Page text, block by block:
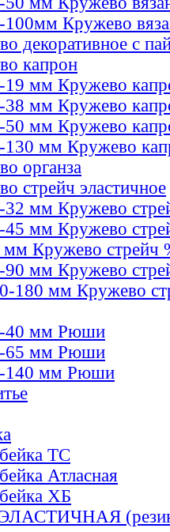
100мм Кружево
декоративное с
капрон
19 мм Кружево
38 мм Кружево
50 мм Кружево
130 мм Кружево
органза
стрейч эластичное
32 мм Кружево
45 мм Кружево
мм Кружево стрейч
90 мм Кружево
180 мм Кружево
40 мм Рюши
65 мм Рюши
140 мм Рюши
ТС
Атласная
ХБ